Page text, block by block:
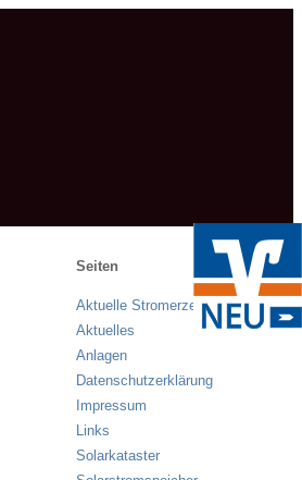
Seiten
Aktuelle Stromerzeugung
Aktuelles
Anlagen
Datenschutzerklärung
Impressum
Links
Solarkataster